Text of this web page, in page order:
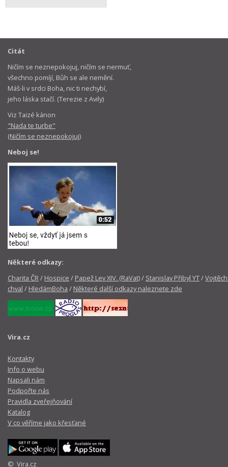
Citát
Ničím se neznepokojuj, ničím se nermuť,
všechno pomíjí, Bůh se ale nemění.
Máš-li v srdci Boha, nic ti nechybí,
jeho láska stačí. (Terezie z Avily)
Viz Taizé kánon
"Nada te turbe"
(Ničím se neznepokojuj)
Neboj se!
Některé odkazy:
Charita ČR/ Hospice / Papež Lev XIV. (RaVat)/ Stanislav Přibyl YT/
chval / HledámBoha / Některé další odkazy naleznete zde
Vira.cz
Kontakty
Info o webu
Napsali nám
Podpořte nás
Pravidla zveřejňování
Katalog
V co věříme jako křesťané
© Vira.cz